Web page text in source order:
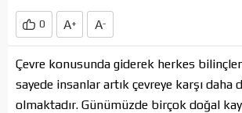
0 A+ A-
Çevre konusunda giderek herkes
sayede insanlar artık çevreye karşı daha
olmaktadır. Günümüzde birçok doğal